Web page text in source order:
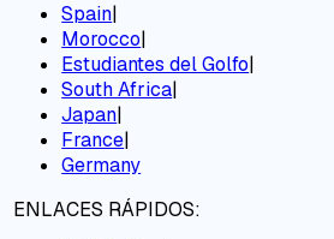
Spain|
Morocco|
Estudiantes del Golfo|
South Africa|
Japan|
France|
Germany
ENLACES RÁPIDOS: